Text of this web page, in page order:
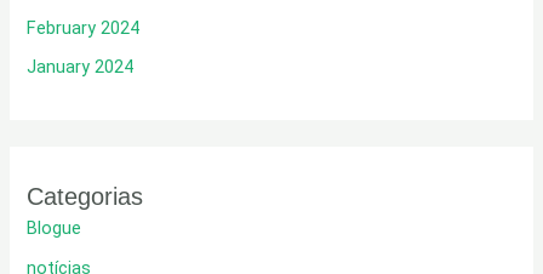
February 2024
January 2024
Categorias
Blogue
notícias